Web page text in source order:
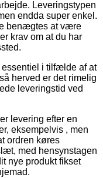
Leveringstypen
endda super enkel.
benægtes at være
krav om at du har
i tilfælde af at
herved er det rimelig
leveringstid ved
levering efter en
eksempelvis , men
ordren køres
med hensynstagen
nye produkt fikset